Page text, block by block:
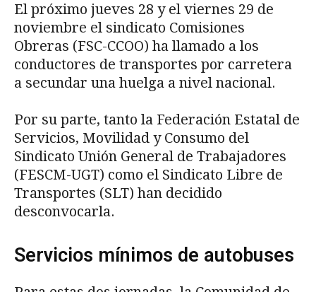
El próximo jueves 28 y el viernes 29 de
noviembre el sindicato Comisiones
Obreras (FSC-CCOO) ha llamado a los
conductores de transportes por carretera
a secundar una huelga a nivel nacional.
Por su parte, tanto la Federación Estatal de
Servicios, Movilidad y Consumo del
Sindicato Unión General de Trabajadores
(FESCM-UGT) como el Sindicato Libre de
Transportes (SLT) han decidido
desconvocarla.
Servicios mínimos de autobuses